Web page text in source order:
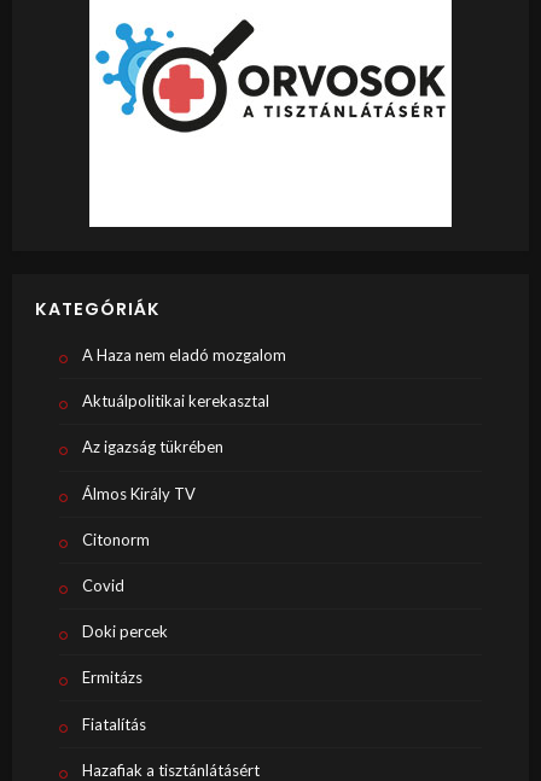
KATEGÓRIÁK
A Haza nem eladó mozgalom
Aktuálpolitikai kerekasztal
Az igazság tükrében
Álmos Király TV
Citonorm
Covid
Doki percek
Ermitázs
Fiatalítás
Hazafiak a tisztánlátásért